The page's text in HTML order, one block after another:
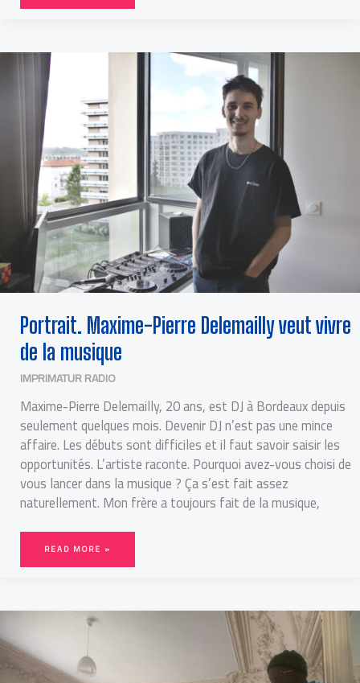
Portrait. Maxime-Pierre Delemailly veut vivre
de la musique
IMPRIMATUR RADIO
Maxime-Pierre Delemailly, 20 ans, est DJ à Bordeaux depuis
seulement quelques mois. Devenir DJ n’est pas une mince
affaire. Les débuts sont difficiles et il faut savoir saisir les
opportunités. L’artiste raconte. Pourquoi avez-vous choisi de
vous lancer dans la musique ? Ça s’est fait assez
naturellement. Mon frère a toujours fait de la musique,
PORTRAIT.
MAXIME-
PIERRE
DELEMAILLY
VEUT
VIVRE
DE
LA
MUSIQUE
READ MORE »
DE
BORDEAUX
BREAKDANCE
A
TROUVÉ
SA